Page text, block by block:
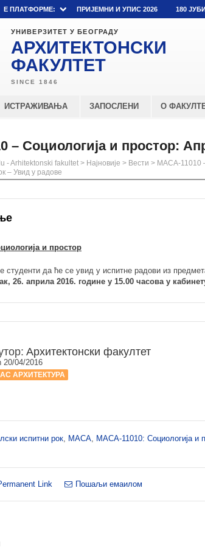
E ПЛАТФОРМЕ: ПРИЈЕМНИ И УПИС 2026 180
УНИВЕРЗИТЕТ У БЕОГРАДУ
АРХИТЕКТОНСКИ
ФАКУЛТЕТ
ИСТРАЖИВАЊА ЗАПОСЛЕНИ О
– Социологија и простор:
- Arhitektonski fakultet > Најновије > Вести > МАСА-11010
– Увид у радове
и простор
студенти да ће се увид у испитне радови из
26. априла 2016. године у 15.00 часова у
Архитектонски факултет
20/04/2016
АРХИТЕКТУРА
испитни рок, МАСА, МАСА-11010: Социологија и
Link Пошаљи емаилом